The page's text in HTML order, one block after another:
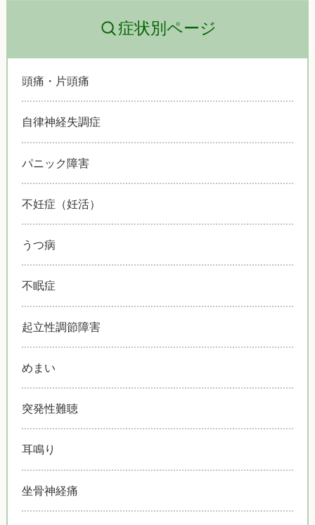
症状別ページ
頭痛・片頭痛
自律神経失調症
パニック障害
不妊症（妊活）
うつ病
不眠症
起立性調節障害
めまい
突発性難聴
耳鳴り
坐骨神経痛